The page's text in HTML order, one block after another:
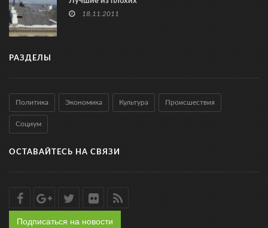
18.11.2011
РАЗДЕЛЫ
Политика Экономика Культура Происшествия
Социум
ОСТАВАЙТЕСЬ НА СВЯЗИ
Подписаться на новости